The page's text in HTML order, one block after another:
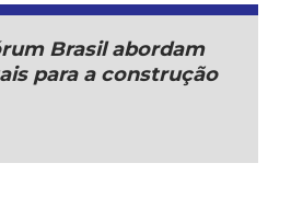
Brasil abordam
para a construção